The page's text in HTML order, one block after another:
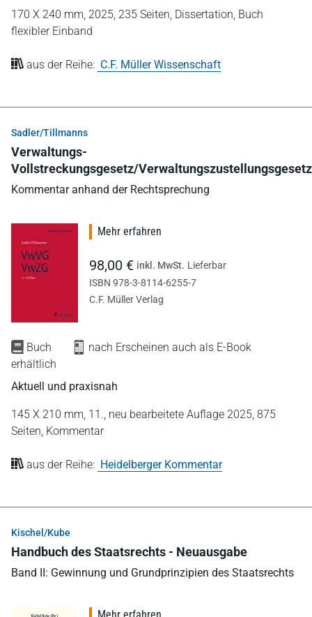
170 X 240 mm, 2025, 235 Seiten, Dissertation, Buch
flexibler Einband
aus der Reihe: C.F. Müller Wissenschaft
Sadler/Tillmanns
Verwaltungs-
Vollstreckungsgesetz/Verwaltungszustellungsgesetz
Kommentar anhand der Rechtsprechung
Buch
nach Erscheinen auch als E-Book
erhältlich
Aktuell und praxisnah
145 X 210 mm, 11., neu bearbeitete Auflage 2025, 875
Seiten, Kommentar
aus der Reihe: Heidelberger Kommentar
Mehr erfahren
98,00 € inkl. MwSt. Lieferbar
ISBN 978-3-8114-6255-7
C.F. Müller Verlag
Kischel/Kube
Handbuch des Staatsrechts - Neuausgabe
Band II: Gewinnung und Grundprinzipien des Staatsrechts
Mehr erfahren